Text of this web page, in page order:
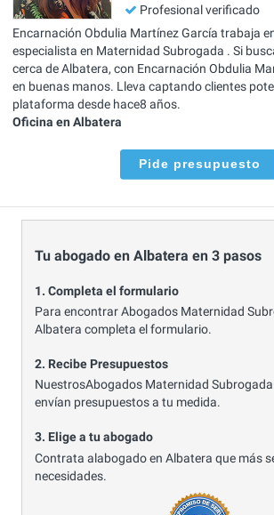
Profesional verificado
Encarnación Obdulia Martínez García trabaja
especialista en Maternidad Subrogada . Si
cerca de Albatera, con Encarnación Obdulia
en buenas manos. Lleva captando clientes
plataforma desde hace8 años.
Oficina en Albatera
Pide presupuesto
Tu abogado en Albatera en 3 pasos
1. Completa el formulario
Para encontrar Abogados Maternidad
Albatera completa el formulario.
2. Recibe Presupuestos
NuestrosAbogados Maternidad
envían presupuestos a tu medida.
3. Elige a tu abogado
Contrata alabogado en Albatera que más
necesidades.